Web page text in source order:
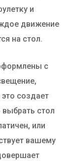
и
движение
на стол.
с
создает
стол
или
вашему